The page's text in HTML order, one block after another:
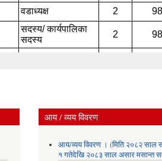
आय / व्यय विवरण
आय/व्यय विवरण । (मिति २०८२ साल
१ गतेदेखि २०८३ साल असार मसान्त